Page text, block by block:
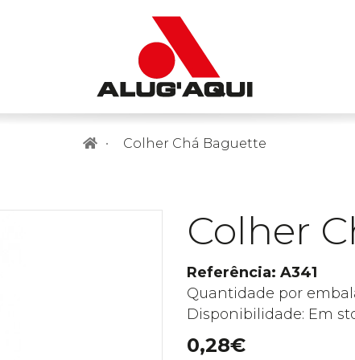
Colher Chá Baguette
Colher
Referência: A341
Quantidade por
Disponibilidade: Em
0,28€